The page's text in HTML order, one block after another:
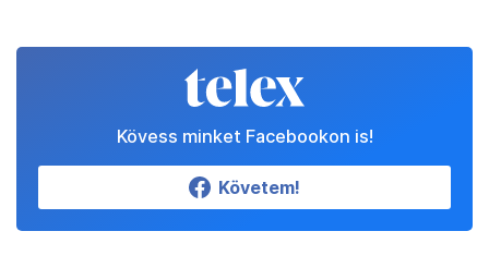
Kövess minket Facebookon is!
Követem!